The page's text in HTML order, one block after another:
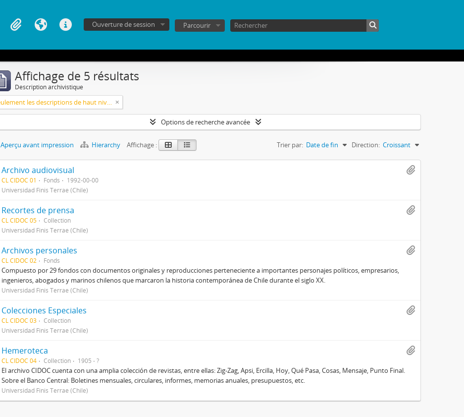
Ouverture de session Parcourir
Affichage de 5 résultats
Description archivistique
Seulement les descriptions de haut niveau
Options de recherche avancée
Aperçu avant impression Hierarchy Affichage : Trier par: Date de fin Direction: Croissant
Archivo audiovisual
CL CIDOC 01 Fonds
1992-00-00
Universidad Finis Terrae (Chile)
Recortes de prensa
CL CIDOC 05
Collection
Universidad Finis Terrae (Chile)
Archivos personales
CL CIDOC 02 Fonds
Compuesto por 29 fondos con documentos originales y reproducciones perteneciente a importantes personajes políticos, empresarios,
ingenieros, abogados y marinos chilenos que marcaron la historia contemporánea de Chile durante el siglo XX.
Universidad Finis Terrae (Chile)
Colecciones Especiales
CL CIDOC 03
Collection
Universidad Finis Terrae (Chile)
Hemeroteca
CL CIDOC 04 Collection 1905 - ?
El archivo CIDOC cuenta con una amplia colección de revistas, entre ellas: Zig-Zag, Apsi, Ercilla, Hoy, Qué Pasa, Cosas, Mensaje, Punto Final.
Sobre el Banco Central: Boletines mensuales, circulares, informes, memorias anuales, presupuestos, etc.
Universidad Finis Terrae (Chile)